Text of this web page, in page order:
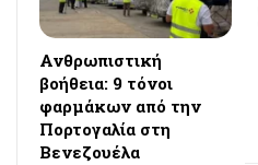
Ανθρωπιστική
βοήθεια: 9 τόνοι
φαρμάκων από την
Πορτογαλία στη
Βενεζουέλα